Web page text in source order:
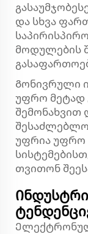
და სხვა
მოდულების
Გონივრული
უფრო მეტად
შემონახვით
უფრია უფრო
თვითონ